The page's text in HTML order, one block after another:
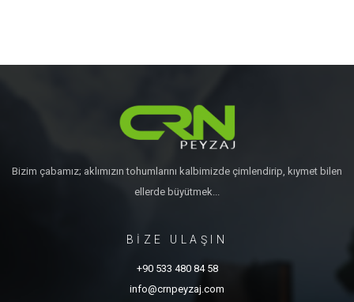
Bizim çabamız; aklımızın tohumlarını kalbimizde çimlendirip, kıymet bilen
ellerde büyütmek...
BİZE ULAŞIN
+90 533 480 84 58
info@crnpeyzaj.com